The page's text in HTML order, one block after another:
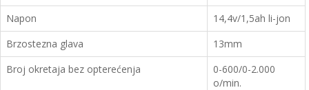
Napon
14,4v/1,5ah li-jon
Brzostezna glava
13mm
Broj okretaja bez opterećenja
0-600/0-2.000
o/min.